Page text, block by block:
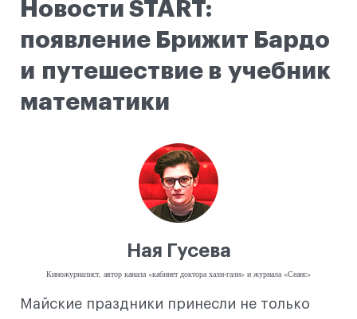
Новости START:
появление Брижит Бардо
и путешествие в учебник
математики
Ная Гусева
Киножурналист, автор канала «кабинет доктора хали-гали» и журнала «Сеанс»
Майские праздники принесли не только